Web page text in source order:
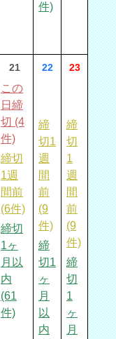
件)
21
この
日締
切 (4
件)
締切
1週
間前
(6件)
締切
1ヶ
月以
内
(61
件)
22
締
切1
週
間
前
(9
件)
締
切1
ヶ
月
以
内
23
締
切
1
週
間
前
(9
件)
締
切
1
ヶ
月